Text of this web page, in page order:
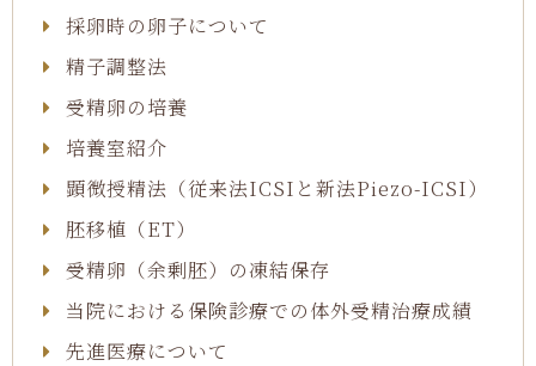
採卵時の卵子について
精子調整法
受精卵の培養
培養室紹介
顕微授精法（従来法ICSIと新法Piezo-ICSI）
胚移植（ET）
受精卵（余剰胚）の凍結保存
当院における保険診療での体外受精治療成績
先進医療について